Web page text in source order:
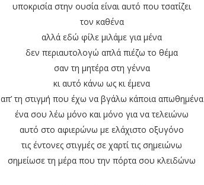
υποκρισία στην ουσία είναι αυτό που τσατίζει
τον καθένα
αλλά εδώ φίλε μιλάμε για μένα
δεν περιαυτολογώ απλά πιέζω το θέμα
σαν τη μητέρα στη γέννα
κι αυτό κάνω ως κι έμενα
απ’ τη στιγμή που έχω να βγάλω κάποια απωθημένα
ένα σου λέω μόνο και μόνο για να τελειώνω
αυτό στο αφιερώνω με ελάχιστο οξυγόνο
τις έντονες στιγμές σε χαρτί τις σημειώνω
σημείωσε τη μέρα που την πόρτα σου κλειδώνω